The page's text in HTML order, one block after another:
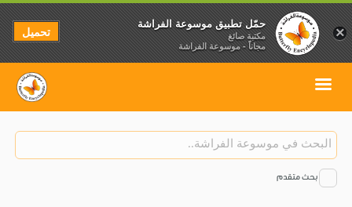
بحث متقدم
×
حمّل تطبيق موسوعة الفراشة
مكتبة صائغ
مجاناً - موسوعة الفراشة
تحميل